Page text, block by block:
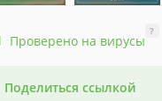
Проверено на вирусы
?
Поделиться ссылкой